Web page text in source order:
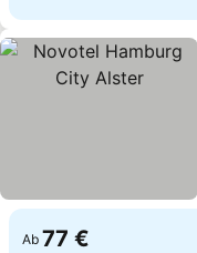
Ab 77 €